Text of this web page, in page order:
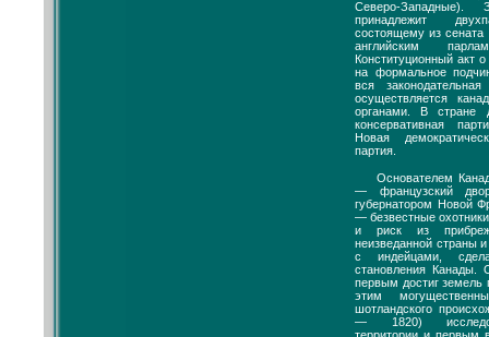
Северо-Западные).
принадлежит
состоящему из
английским
Конституционный акт
на формальное
вся
осуществляется
органами. В стране
консервативная
Новая
партия.
Основателем
— французский
губернатором Новой
— безвестные
и риск из
неизведанной страны
с индейцами,
становления
первым достиг земель
этим
шотландского
— 1820)